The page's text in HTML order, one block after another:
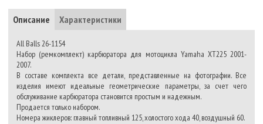
Описание Характеристики
All Balls 26-1154
Набор (ремкомплект) карбюратора для мотоцикла Yamaha XT225 2001-
2007.
В составе комплекта все детали, представленные на фотографии. Все
изделия имеют идеальные геометрические параметры, за счет чего
обслуживание карбюратора становится простым и надежным.
Продается только набором.
Номера жиклеров: главный топливный 125, холостого хода 40, воздушный 60.